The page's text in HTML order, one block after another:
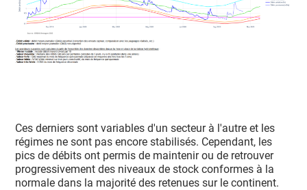
Ces derniers sont variables d'un secteur à l'autre et les
régimes ne sont pas encore stabilisés. Cependant, les
pics de débits ont permis de maintenir ou de retrouver
progressivement des niveaux de stock conformes à la
normale dans la majorité des retenues sur le continent.